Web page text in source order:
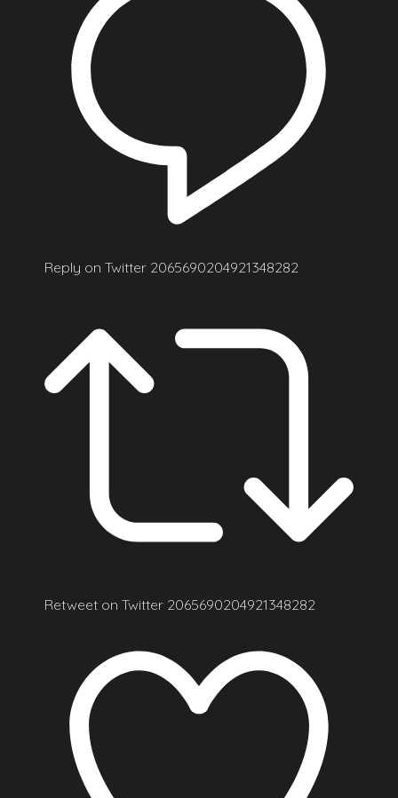
Reply on Twitter 2065690204921348282
Retweet on Twitter 2065690204921348282